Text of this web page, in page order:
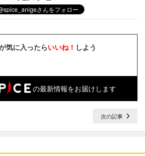
気に入ったらいいね！ しよう
の最新情報をお届けします
次の記事